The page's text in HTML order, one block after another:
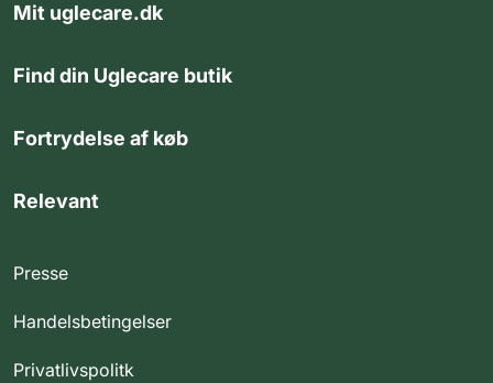
Mit uglecare.dk
Find din Uglecare butik
Fortrydelse af køb
Relevant
Presse
Handelsbetingelser
Privatlivspolitk